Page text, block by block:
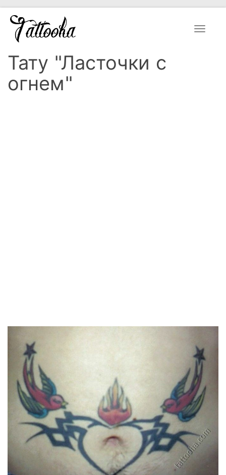
Toggle
Тату "Ласточки с
огнем"